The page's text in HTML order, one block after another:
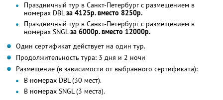
Праздничный тур в Санкт-Петербург с размещением в
номерах DBLза 4125р. вместо 8250р.
Праздничный тур в Санкт-Петербург с размещением в
номерах SNGLза 6000р. вместо 12000р.
Один сертификат действует на один тур.
Продолжительность тура: 3 дня и 2 ночи
Размещение (в зависимости от выбранного сертификата):
В номерах DBL (30 мест).
В номерах SNGL (3 места).